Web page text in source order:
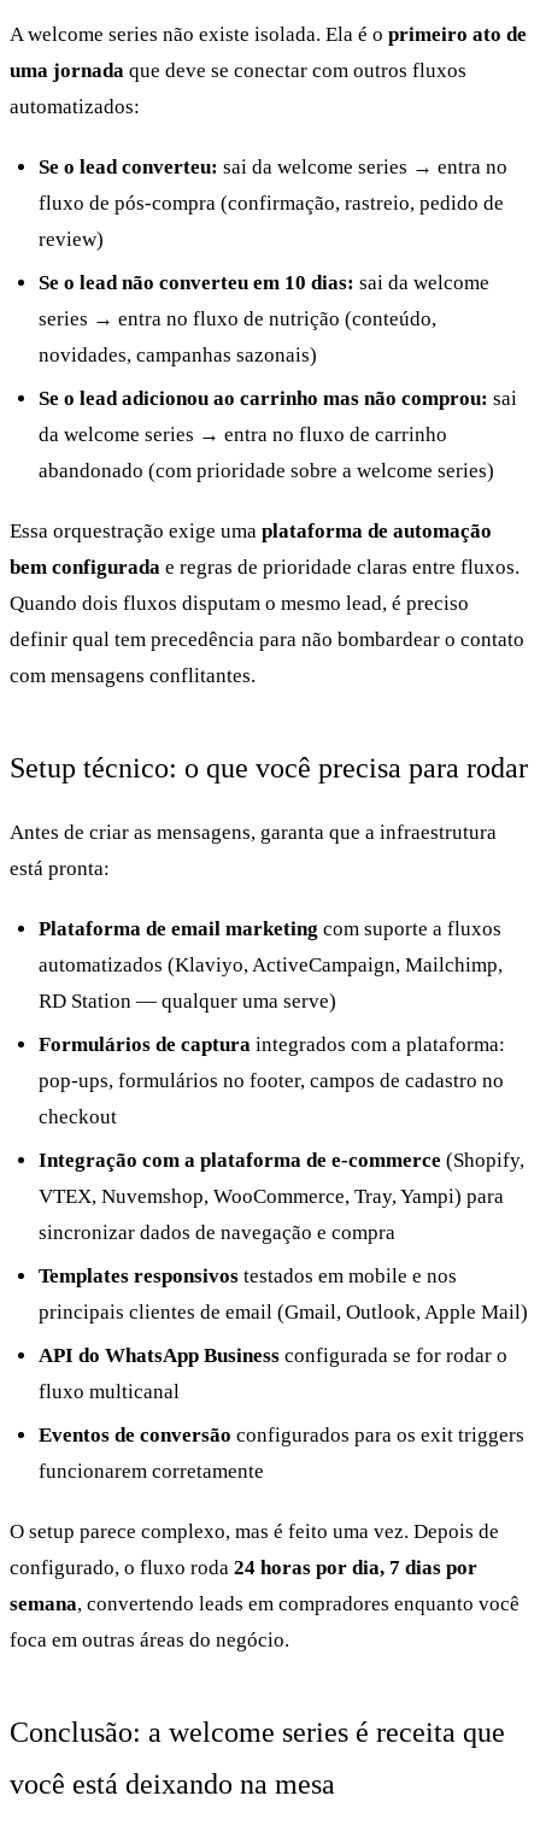
A welcome series não existe isolada. Ela é o primeiro ato de
uma jornada que deve se conectar com outros fluxos
automatizados:
Se o lead converteu: sai da welcome series → entra no
fluxo de pós-compra (confirmação, rastreio, pedido de
review)
Se o lead não converteu em 10 dias: sai da welcome
series → entra no fluxo de nutrição (conteúdo,
novidades, campanhas sazonais)
Se o lead adicionou ao carrinho mas não comprou: sai
da welcome series → entra no fluxo de carrinho
abandonado (com prioridade sobre a welcome series)
Essa orquestração exige uma plataforma de automação
bem configurada e regras de prioridade claras entre fluxos.
Quando dois fluxos disputam o mesmo lead, é preciso
definir qual tem precedência para não bombardear o contato
com mensagens conflitantes.
Setup técnico: o que você precisa para rodar
Antes de criar as mensagens, garanta que a infraestrutura
está pronta:
Plataforma de email marketing com suporte a fluxos
automatizados (Klaviyo, ActiveCampaign, Mailchimp,
RD Station — qualquer uma serve)
Formulários de captura integrados com a plataforma:
pop-ups, formulários no footer, campos de cadastro no
checkout
Integração com a plataforma de e-commerce (Shopify,
VTEX, Nuvemshop, WooCommerce, Tray, Yampi) para
sincronizar dados de navegação e compra
Templates responsivos testados em mobile e nos
principais clientes de email (Gmail, Outlook, Apple Mail)
API do WhatsApp Business configurada se for rodar o
fluxo multicanal
Eventos de conversão configurados para os exit triggers
funcionarem corretamente
O setup parece complexo, mas é feito uma vez. Depois de
configurado, o fluxo roda 24 horas por dia, 7 dias por
semana, convertendo leads em compradores enquanto você
foca em outras áreas do negócio.
Conclusão: a welcome series é receita que
você está deixando na mesa